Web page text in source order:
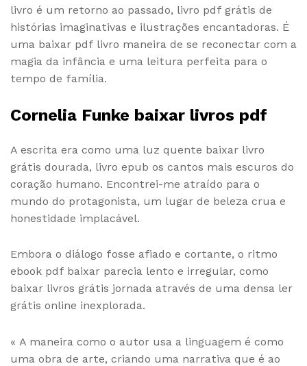
livro é um retorno ao passado, livro pdf grátis de
histórias imaginativas e ilustrações encantadoras. É
uma baixar pdf livro maneira de se reconectar com a
magia da infância e uma leitura perfeita para o
tempo de família.
Cornelia Funke baixar livros pdf
A escrita era como uma luz quente baixar livro
grátis dourada, livro epub os cantos mais escuros do
coração humano. Encontrei-me atraído para o
mundo do protagonista, um lugar de beleza crua e
honestidade implacável.
Embora o diálogo fosse afiado e cortante, o ritmo
ebook pdf baixar parecia lento e irregular, como
baixar livros grátis jornada através de uma densa ler
grátis online inexplorada.
« A maneira como o autor usa a linguagem é como
uma obra de arte, criando uma narrativa que é ao